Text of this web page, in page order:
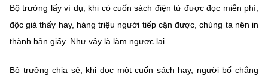
Bộ trưởng lấy ví dụ, khi có cuốn sách điện tử được đọc miễn phí,
độc giả thấy hay, hàng triệu người tiếp cận được, chúng ta nên in
thành bản giấy. Như vậy là làm ngược lại.
Bộ trưởng chia sẻ, khi đọc một cuốn sách hay, người bố chẳng